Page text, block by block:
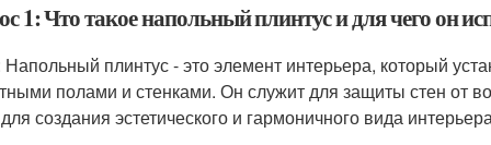
1: Что такое напольный плинтус и для чего он
Напольный плинтус - это элемент интерьера, который
полами и стенками. Он служит для защиты стен от
создания эстетического и гармоничного вида